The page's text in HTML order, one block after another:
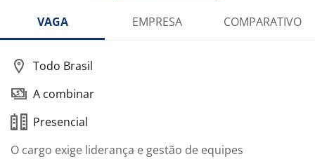
VAGA
EMPRESA COMPARATIVO
Todo Brasil
A combinar
Presencial
O cargo exige liderança e gestão de equipes